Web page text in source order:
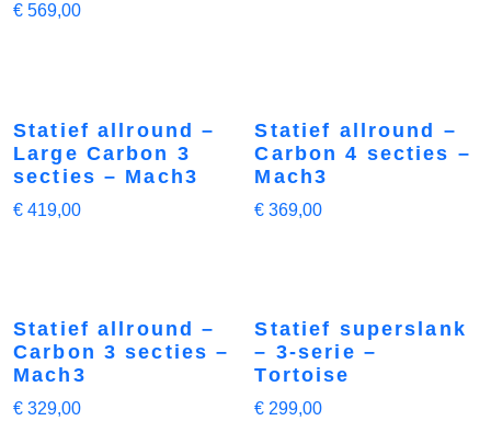
€ 569,00
Statief allround –
Large Carbon 3
secties – Mach3
€ 419,00
Statief allround –
Carbon 4 secties –
Mach3
€ 369,00
Statief allround –
Carbon 3 secties –
Mach3
€ 329,00
Statief superslank
– 3-serie –
Tortoise
€ 299,00